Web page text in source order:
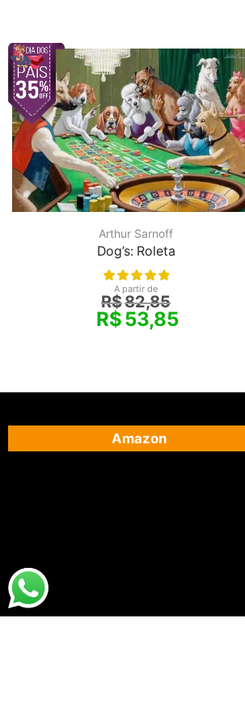
Arthur Sarnoff
Dog’s: Roleta
A partir de
R$82,85
R$53,85
Amazon